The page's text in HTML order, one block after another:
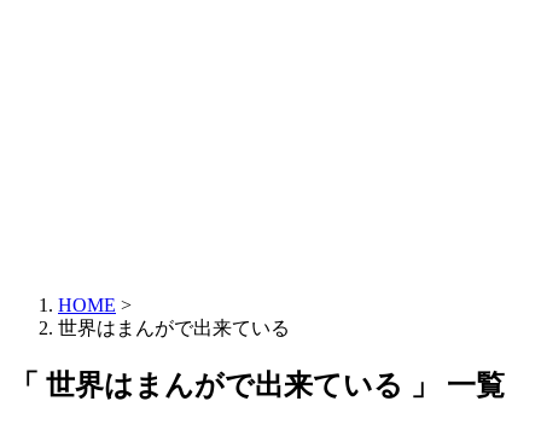
HOME >
世界はまんがで出来ている
「 世界はまんがで出来ている 」 一覧